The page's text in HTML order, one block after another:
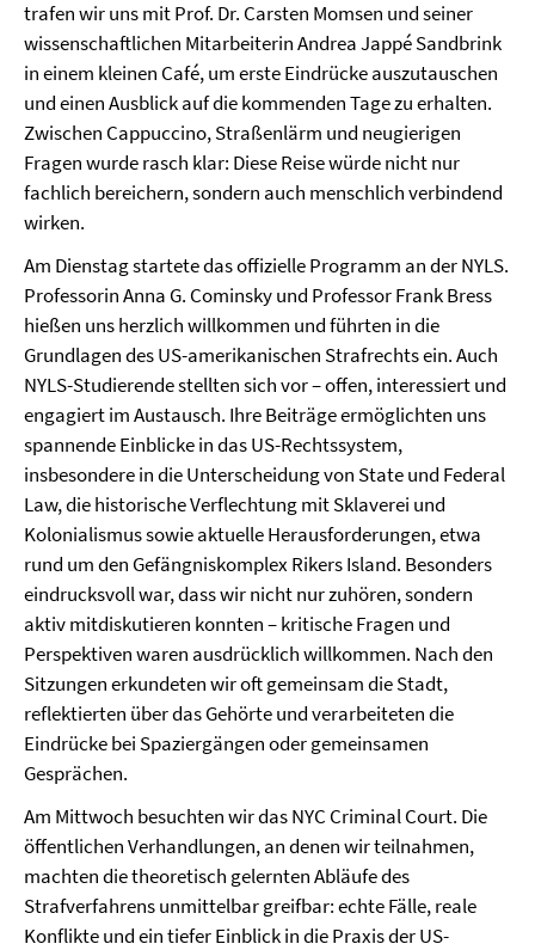
trafen wir uns mit Prof. Dr. Carsten Momsen und seiner
wissenschaftlichen Mitarbeiterin Andrea Jappé Sandbrink
in einem kleinen Café, um erste Eindrücke auszutauschen
und einen Ausblick auf die kommenden Tage zu erhalten.
Zwischen Cappuccino, Straßenlärm und neugierigen
Fragen wurde rasch klar: Diese Reise würde nicht nur
fachlich bereichern, sondern auch menschlich verbindend
wirken.
Am Dienstag startete das offizielle Programm an der NYLS.
Professorin Anna G. Cominsky und Professor Frank Bress
hießen uns herzlich willkommen und führten in die
Grundlagen des US-amerikanischen Strafrechts ein. Auch
NYLS-Studierende stellten sich vor – offen, interessiert und
engagiert im Austausch. Ihre Beiträge ermöglichten uns
spannende Einblicke in das US-Rechtssystem,
insbesondere in die Unterscheidung von State und Federal
Law, die historische Verflechtung mit Sklaverei und
Kolonialismus sowie aktuelle Herausforderungen, etwa
rund um den Gefängniskomplex Rikers Island. Besonders
eindrucksvoll war, dass wir nicht nur zuhören, sondern
aktiv mitdiskutieren konnten – kritische Fragen und
Perspektiven waren ausdrücklich willkommen. Nach den
Sitzungen erkundeten wir oft gemeinsam die Stadt,
reflektierten über das Gehörte und verarbeiteten die
Eindrücke bei Spaziergängen oder gemeinsamen
Gesprächen.
Am Mittwoch besuchten wir das NYC Criminal Court. Die
öffentlichen Verhandlungen, an denen wir teilnahmen,
machten die theoretisch gelernten Abläufe des
Strafverfahrens unmittelbar greifbar: echte Fälle, reale
Konflikte und ein tiefer Einblick in die Praxis der US-